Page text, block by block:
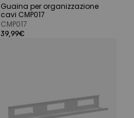
Guaina per organizzazione
cavi CMP017
CMP017
39,99€